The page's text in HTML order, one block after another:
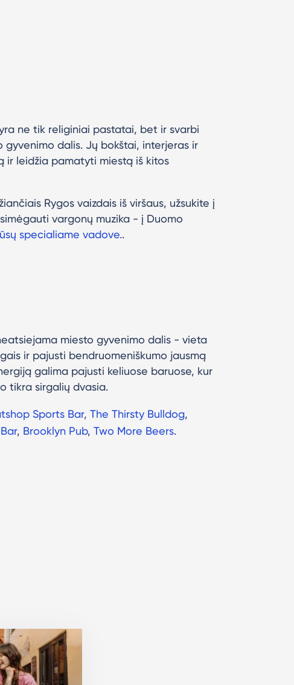
ne tik religiniai pastatai, bet ir svarbi
dalis. Jų bokštai, interjeras ir
ir leidžia pamatyti miestą iš kitos
Rygos vaizdais iš viršaus, užsukite į
vargonų muzika - į Duomo
specialiame vadove..
miesto gyvenimo dalis - vieta
ir pajusti bendruomeniškumo jausmą
galima pajusti keliuose baruose, kur
tikra sirgalių dvasia.
Sports Bar, The Thirsty Bulldog,
, Brooklyn Pub, Two More Beers.